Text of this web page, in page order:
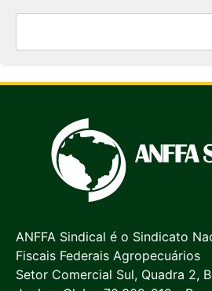
ANFFA Sindical é o Sindicato
Fiscais Federais Agropecuários
Setor Comercial Sul, Quadra 2,